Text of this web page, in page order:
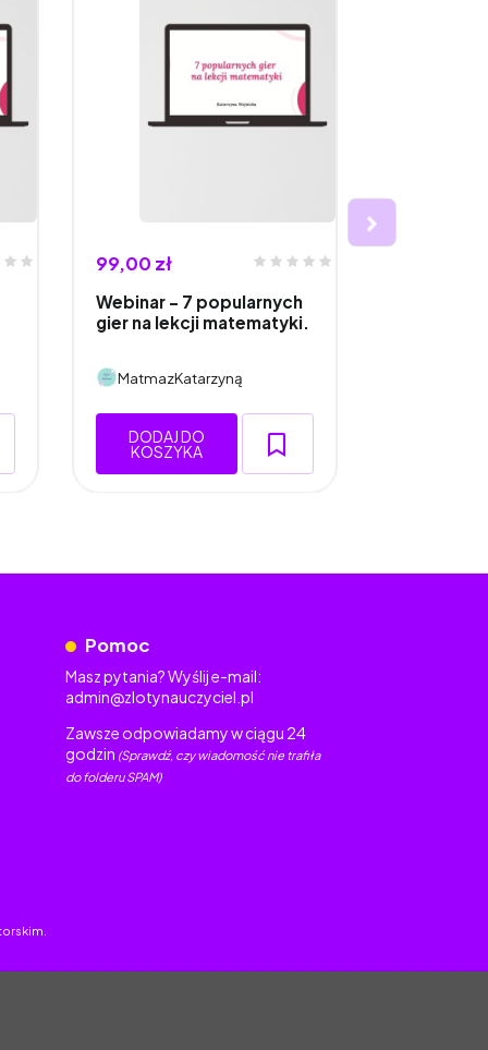
99,00 zł
Webinar - 7 popularnych
gier na lekcji matematyki.
MatmazKatarzyną
DODAJ DO
KOSZYKA
Pomoc
Masz pytania? Wyślij e-mail:
admin@zlotynauczyciel.pl
Zawsze odpowiadamy w ciągu 24
godzin (Sprawdź, czy wiadomość nie trafiła
do folderu SPAM)